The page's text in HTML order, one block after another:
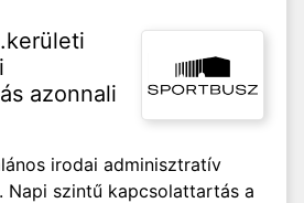
azonnali
irodai adminisztratív
Napi szintű kapcsolattartás a